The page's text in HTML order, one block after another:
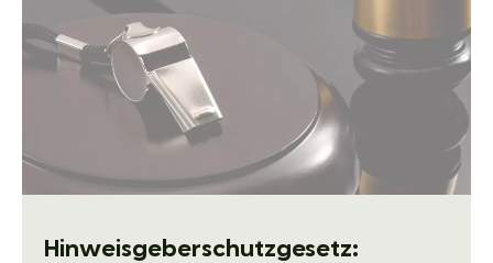
Hinweisgeberschutzgesetz: